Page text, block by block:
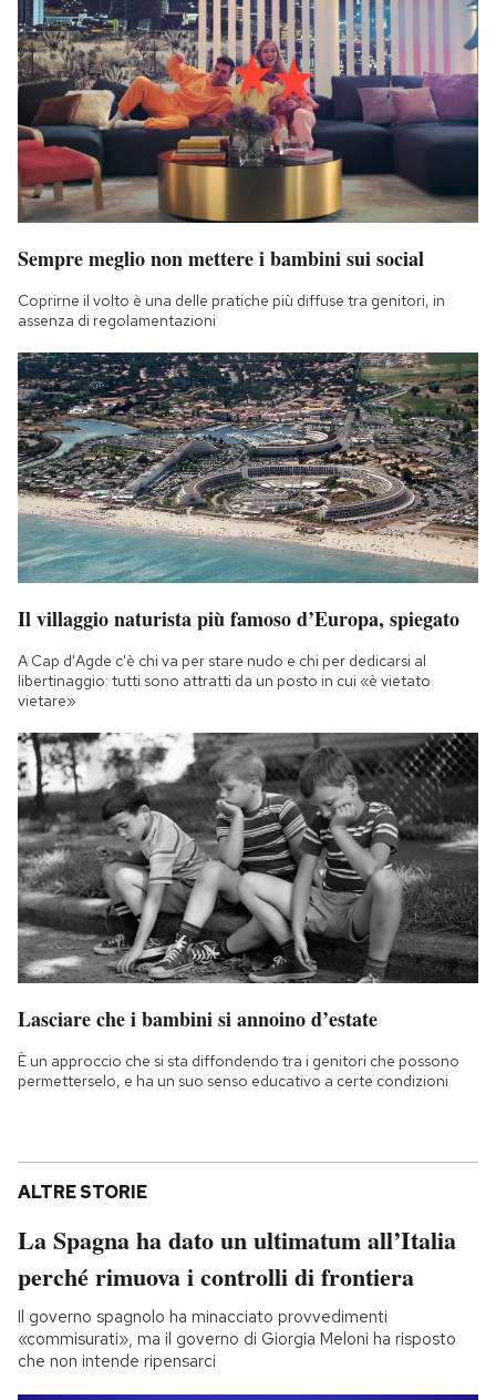
Sempre meglio non mettere i bambini sui social
Coprirne il volto è una delle pratiche più diffuse tra genitori, in
assenza di regolamentazioni
Il villaggio naturista più famoso d’Europa, spiegato
A Cap d'Agde c'è chi va per stare nudo e chi per dedicarsi al
libertinaggio: tutti sono attratti da un posto in cui «è vietato
vietare»
Lasciare che i bambini si annoino d’estate
È un approccio che si sta diffondendo tra i genitori che possono
permetterselo, e ha un suo senso educativo a certe condizioni
ALTRE STORIE
La Spagna ha dato un ultimatum all’Italia
perché rimuova i controlli di frontiera
Il governo spagnolo ha minacciato provvedimenti
«commisurati», ma il governo di Giorgia Meloni ha risposto
che non intende ripensarci